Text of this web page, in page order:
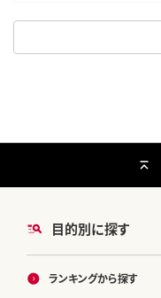
目的別に探す
ランキングから探す